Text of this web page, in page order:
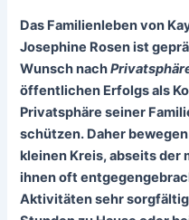
Das Familienleben von
Josephine Rosenist
Wunsch nach
öffentlichen Erfolgs als
Privatsphäre seiner
schützen. Daher
kleinen Kreis, abseits der
ihnen oft
Aktivitäten sehr